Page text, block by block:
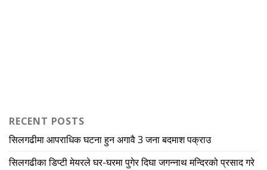
RECENT POSTS
सिलगढीमा आपराधिक घटना हुन अगावै 3 जना बदमाश पक्राउ
सिलगढीका डिप्टी मेयरले घर-घरमा पुगेर दिघा जगन्नाथ मन्दिरको प्रसाद गरे